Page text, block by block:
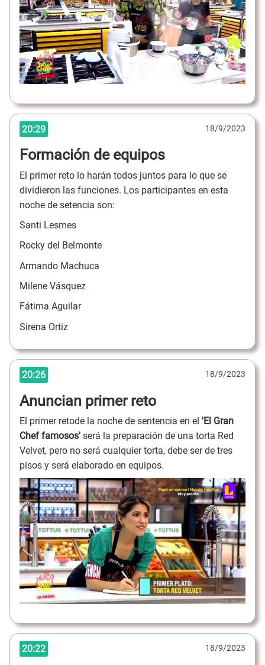
20:29 18/9/2023
Formación de equipos
El primer reto lo harán todos juntos para lo que se
dividieron las funciones. Los participantes en esta
noche de setencia son:
Santi Lesmes
Rocky del Belmonte
Armando Machuca
Milene Vásquez
Fátima Aguilar
Sirena Ortiz
20:26 18/9/2023
Anuncian primer reto
El primer retode la noche de sentencia en el 'El Gran
Chef famosos' será la preparación de una torta Red
Velvet, pero no será cualquier torta, debe ser de tres
pisos y será elaborado en equipos.
20:22 18/9/2023